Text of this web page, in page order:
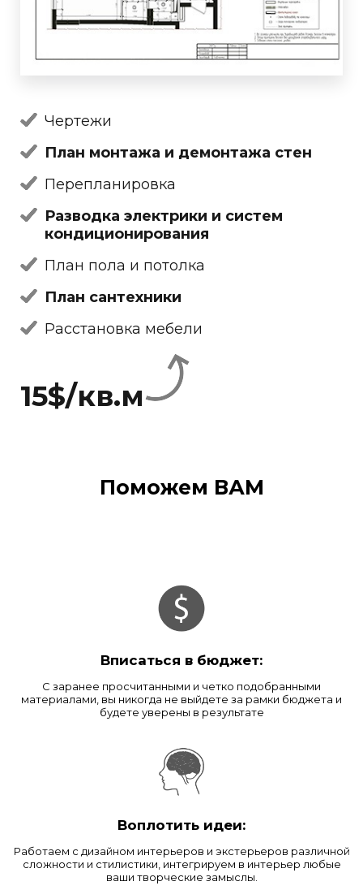
Чертежи
План монтажа и демонтажа стен
Перепланировка
Разводка электрики и систем
кондиционирования
План пола и потолка
План сантехники
Расстановка мебели
15$/кв.м
Поможем ВАМ
Вписаться в бюджет:
С заранее просчитанными и четко подобранными
материалами, вы никогда не выйдете за рамки бюджета и
будете уверены в результате
Воплотить идеи:
Работаем с дизайном интерьеров и экстерьеров различной
сложности и стилистики, интегрируем в интерьер любые
ваши творческие замыслы.